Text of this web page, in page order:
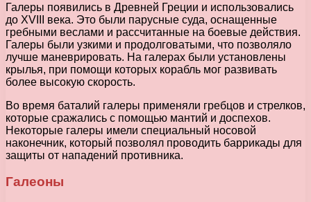
Галеры появились в Древней Греции и использовались
до XVIII века. Это были парусные суда, оснащенные
гребными веслами и рассчитанные на боевые действия.
Галеры были узкими и продолговатыми, что позволяло
лучше маневрировать. На галерах были установлены
крылья, при помощи которых корабль мог развивать
более высокую скорость.
Во время баталий галеры применяли гребцов и стрелков,
которые сражались с помощью мантий и доспехов.
Некоторые галеры имели специальный носовой
наконечник, который позволял проводить баррикады для
защиты от нападений противника.
Галеоны